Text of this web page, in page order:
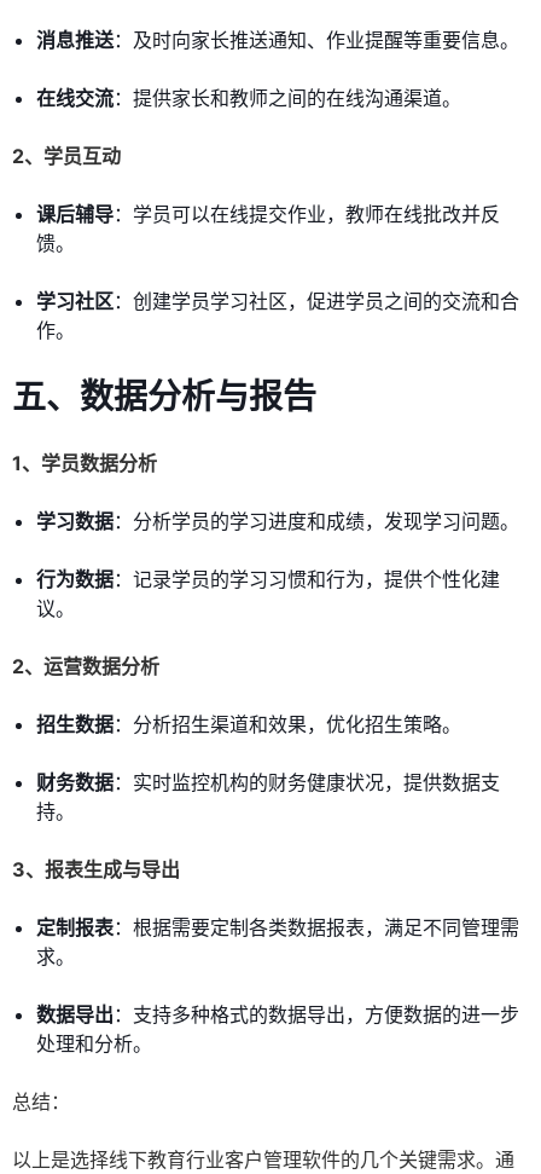
消息推送：及时向家长推送通知、作业提醒等重要信息。
在线交流：提供家长和教师之间的在线沟通渠道。
2、学员互动
课后辅导：学员可以在线提交作业，教师在线批改并反
馈。
学习社区：创建学员学习社区，促进学员之间的交流和合
作。
五、数据分析与报告
1、学员数据分析
学习数据：分析学员的学习进度和成绩，发现学习问题。
行为数据：记录学员的学习习惯和行为，提供个性化建
议。
2、运营数据分析
招生数据：分析招生渠道和效果，优化招生策略。
财务数据：实时监控机构的财务健康状况，提供数据支
持。
3、报表生成与导出
定制报表：根据需要定制各类数据报表，满足不同管理需
求。
数据导出 ：支持多种格式的数据导出，方便数据的进一步
处理和分析。
总结：
以上是选择线下教育行业客户管理软件的几个关键需求。通